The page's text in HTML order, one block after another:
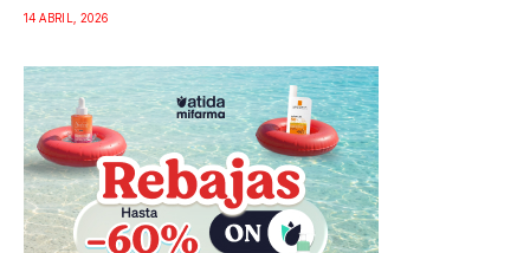
14 ABRIL, 2026